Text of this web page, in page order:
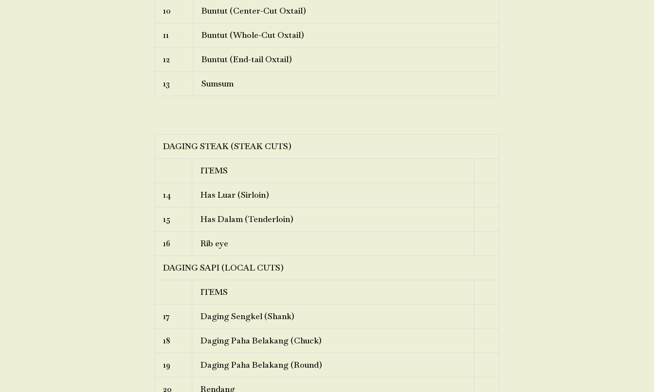
10 Buntut (Center-Cut Oxtail)
11 Buntut (Whole-Cut Oxtail)
12 Buntut (End-tail Oxtail)
13 Sumsum
DAGING STEAK (STEAK CUTS)
ITEMS
14 Has Luar (Sirloin)
15 Has Dalam (Tenderloin)
16 Rib eye
DAGING SAPI (LOCAL CUTS)
ITEMS
17 Daging Sengkel (Shank)
18 Daging Paha Belakang (Chuck)
19 Daging Paha Belakang (Round)
20 Rendang